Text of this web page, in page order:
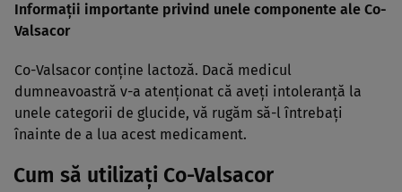
Informaţii importante privind unele componente ale Co-
Valsacor
Co-Valsacor conţine lactoză. Dacă medicul
dumneavoastră v-a atenţionat că aveţi intoleranţă la
unele categorii de glucide, vă rugăm să-l întrebaţi
înainte de a lua acest medicament.
Cum să utilizaţi Co-Valsacor